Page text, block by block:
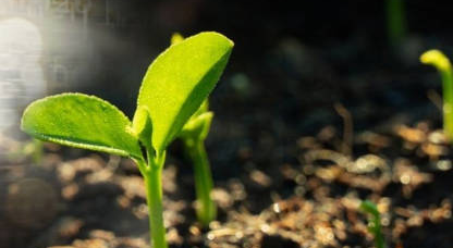
GOLD11
XINA11
Ver todos
Coca-Cola
Ver todos
Cardano
Ver